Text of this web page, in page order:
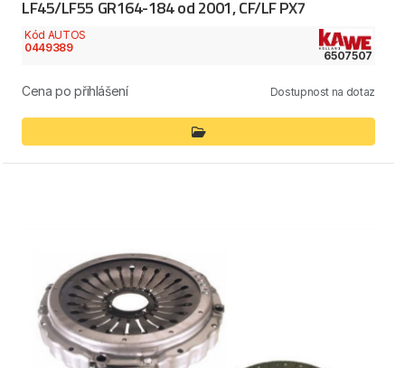
LF45/LF55 GR164-184 od 2001, CF/LF PX7
Kód AUTOS
0449389
6507507
Cena po přihlášení Dostupnost na dotaz